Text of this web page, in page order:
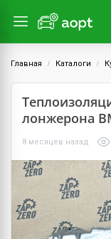
Главная Каталоги
лонжерона
8 месяцев назад